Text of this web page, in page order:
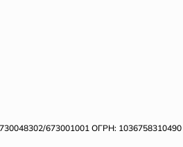
673001001 ОГРН: 1036758310490